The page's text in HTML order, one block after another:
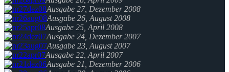
Ausgabe 27, Dezember 2008
Ausgabe 26, August 2008
Ausgabe 25, April 2008
Ausgabe 24, Dezember 2007
Ausgabe 23, August 2007
Ausgabe 22, April 2007
Ausgabe 21, Dezember 2006